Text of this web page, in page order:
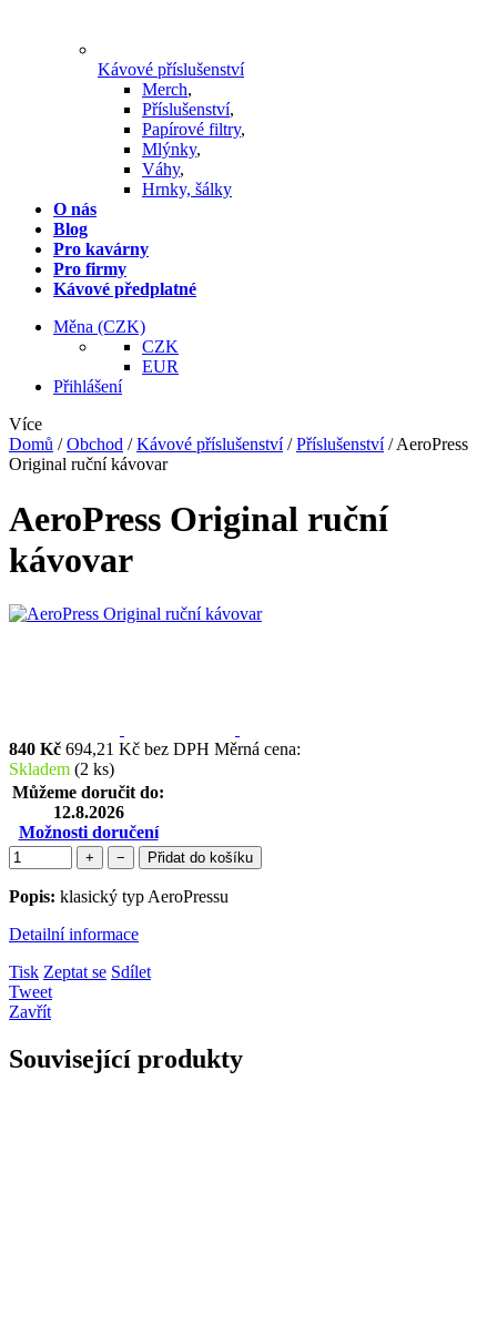
Kávové příslušenství
Merch,
Příslušenství,
Papírové filtry,
Mlýnky,
Váhy,
Hrnky, šálky
O nás
Blog
Pro kavárny
Pro firmy
Kávové předplatné
Měna (CZK)
CZK
EUR
Přihlášení
Více
Domů / Obchod / Kávové příslušenství / Příslušenství /AeroPress
Original ruční kávovar
AeroPress Original ruční
kávovar
840 Kč 694,21 Kč bez DPH Měrná cena:
Skladem (2 ks)
Můžeme doručit do:
12.8.2026
Možnosti doručení
+ − Přidat do košíku
Popis: klasický typ AeroPressu
Detailní informace
Tisk Zeptat se Sdílet
Tweet
Zavřít
Související produkty